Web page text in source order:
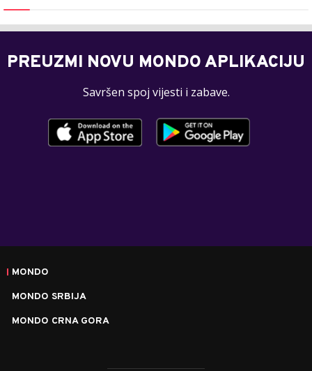
PREUZMI NOVU MONDO APLIKACIJU
Savršen spoj vijesti i zabave.
MONDO
MONDO SRBIJA
MONDO CRNA GORA